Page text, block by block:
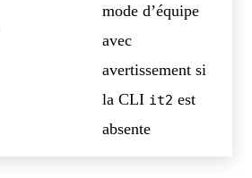
mode d’équipe
avec
avertissement si
la CLI it2 est
absente